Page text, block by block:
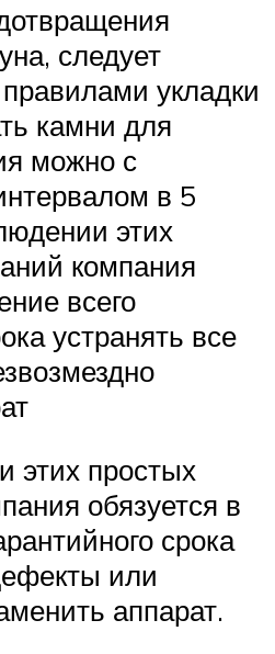
следует
укладки
камни для
можно с
в 5
этих
компания
всего
устранять все
этих простых
обязуется в
срока
или
аппарат.